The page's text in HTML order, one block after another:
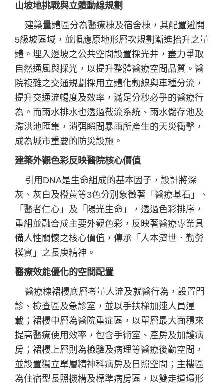
山坡地挑戰與立體動線規劃
建築量體區分為醫療棟及宿舍棟，其配置避開
5級坡區域，並順應原地形層次規劃漸進抬升之量
體。埋入邊坡之公共空間設置採光井，盡力爭取
自然通風與採光，以提升整體醫療空間品質。醫
院複雜之交通規劃採用立體化動線與車種分流，
提升交通流暢度及效率，滿足分秒必爭的醫療行
為。而雨水排水也透過截流系統、雨水儲存池及
滯洪池匯集，消弭瞬間暴雨所產生的天災衝擊，
成為城市重要的防災設施。
建築外觀色彩反映醫院核心價值
引用DNA是生命組成的基本因子，設計將深
灰、灰白及橙黃等3色分別象徵著「醫療基石」、
「醫者仁心」及「陽光生命」，透過色彩排序，
重組並融合成主要外觀色彩，反映著醫療專業具
備人性關懷之核心價值，傳承「人本濟世．勤勞
樸實」之長庚精神。
醫療效能優化的空間配置
醫療棟裙樓底層考量人流及就醫行為，設置門
診、檢查區及急診室，並以手扶梯加速人員運
載；裙樓中層為醫院重症區，以單層最大面積來
提高醫療使用效率，包含手術室、產房及加護病
房；裙樓上層則為檢驗及病理等醫療後勤空間，
並設置獨立單層精神科病房及日照空間；主樓區
為住宿型長照機構及標準病房區，以雙走道環形